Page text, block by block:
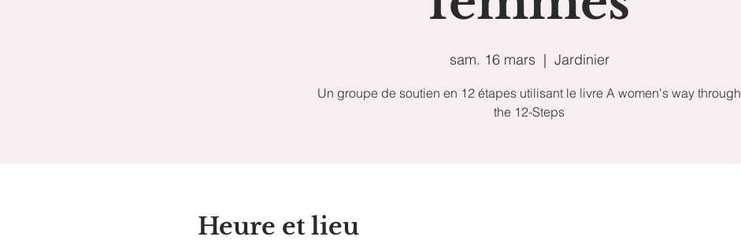
sam. 16 mars
  |
Jardinier
Un groupe de soutien en 12 étapes utilisant le livre A women's way through
the 12-Steps
Heure et lieu